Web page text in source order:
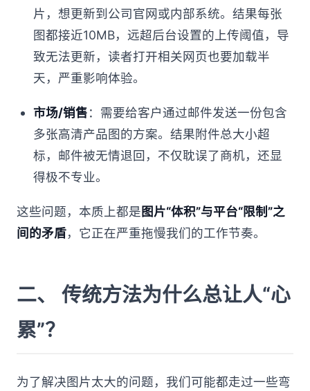
片，想更新到公司官网或内部系统。结果每张
图都接近10MB，远超后台设置的上传阈值，导
致无法更新，读者打开相关网页也要加载半
天，严重影响体验。
市场/销售：需要给客户通过邮件发送一份包含
多张高清产品图的方案。结果附件总大小超
标，邮件被无情退回，不仅耽误了商机，还显
得极不专业。
这些问题，本质上都是图片“体积”与平台“限制”之
间的矛盾，它正在严重拖慢我们的工作节奏。
二、 传统方法为什么总让人“心
累”？
为了解决图片太大的问题，我们可能都走过一些弯